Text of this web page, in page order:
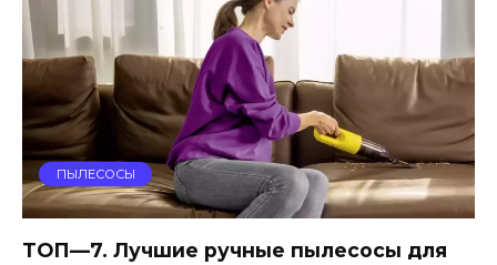
ПЫЛЕСОСЫ
ТОП—7. Лучшие ручные пылесосы для